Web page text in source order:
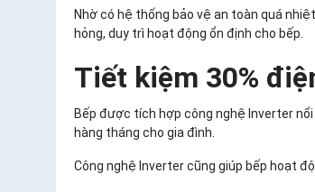
Nhờ có hệ thống bảo vệ an toàn quá
hỏng, duy trì hoạt động ổn định cho bếp.
Tiết kiệm 30%
Bếp được tích hợp công nghệ Inverter
hàng tháng cho gia đình.
Công nghệ Inverter cũng giúp bếp hoạt